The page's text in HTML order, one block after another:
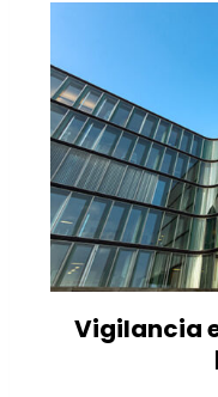
Vigilancia